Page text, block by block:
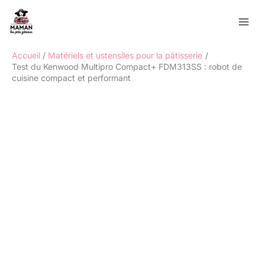
contenu
Accueil
Matériels et ustensiles pour la pâtisserie
Test du Kenwood Multipro Compact+ FDM313SS : robot de
cuisine compact et performant
Rechercher